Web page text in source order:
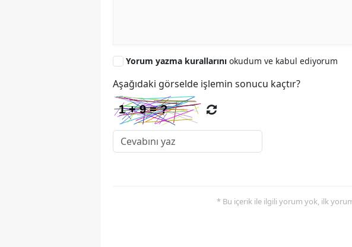
Yorum yazma kurallarını okudum ve kabul ediyorum
Aşağıdaki görselde işlemin sonucu kaçtır?
* Bu içerik ile ilgili yorum yok, ilk